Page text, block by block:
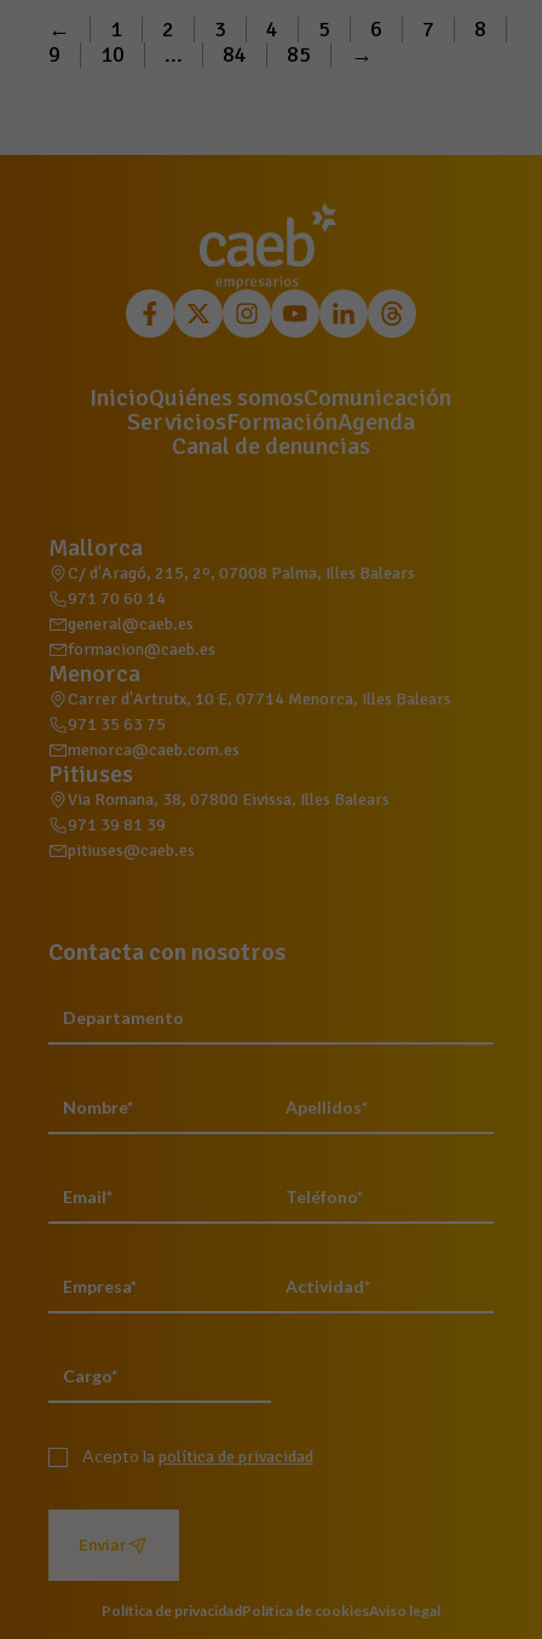
← 1 2 3 4 5 6 7
8
9
10 ... 84 85 →
InicioQuiénes somosComunicación
ServiciosFormaciónAgenda
Canal de denuncias
Mallorca
C/ d'Aragó, 215, 2º, 07008 Palma, Illes Balears
971 70 60 14
general@caeb.es
formacion@caeb.es
Menorca
Carrer d'Artrutx, 10 E, 07714 Menorca, Illes Balears
971 35 63 75
menorca@caeb.com.es
Pitiuses
Via Romana, 38, 07800 Eivissa, Illes Balears
971 39 81 39
pitiuses@caeb.es
Contacta con nosotros
Acepto la política de privacidad
Enviar
Política de privacidadPolítica de cookiesAviso legal